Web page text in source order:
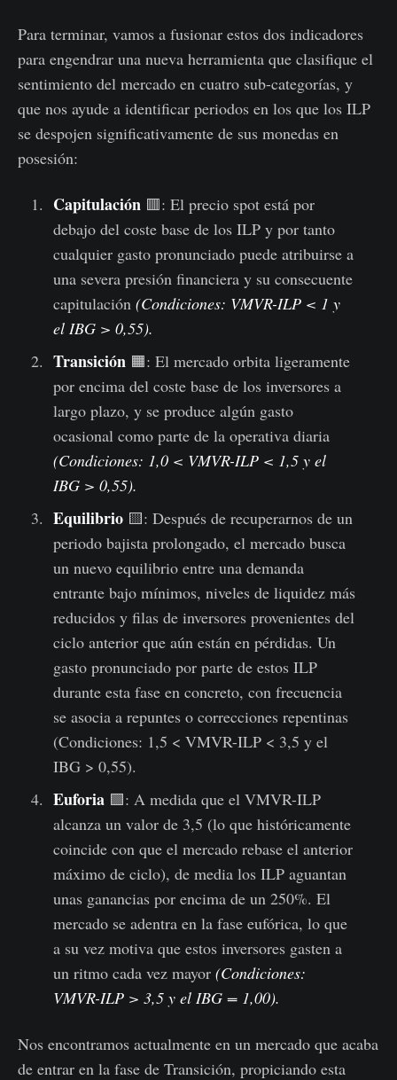
Para terminar, vamos a fusionar estos dos indicadores
para engendrar una nueva herramienta que clasifique el
sentimiento del mercado en cuatro sub-categorías, y
que nos ayude a identificar periodos en los que los ILP
se despojen significativamente de sus monedas en
posesión:
Capitulación🟥: El precio spot está por
debajo del coste base de los ILP y por tanto
cualquier gasto pronunciado puede atribuirse a
una severa presión financiera y su consecuente
capitulación (Condiciones: VMVR-ILP < 1 y
el IBG > 0,55).
Transición🟧: El mercado orbita ligeramente
por encima del coste base de los inversores a
largo plazo, y se produce algún gasto
ocasional como parte de la operativa diaria
(Condiciones: 1,0 < VMVR-ILP < 1,5 y el
IBG > 0,55).
Equilibrio🟨: Después de recuperarnos de un
periodo bajista prolongado, el mercado busca
un nuevo equilibrio entre una demanda
entrante bajo mínimos, niveles de liquidez más
reducidos y filas de inversores provenientes del
ciclo anterior que aún están en pérdidas. Un
gasto pronunciado por parte de estos ILP
durante esta fase en concreto, con frecuencia
se asocia a repuntes o correcciones repentinas
(Condiciones: 1,5 < VMVR-ILP < 3,5 y el
IBG > 0,55).
Euforia🟩: A medida que el VMVR-ILP
alcanza un valor de 3,5 (lo que históricamente
coincide con que el mercado rebase el anterior
máximo de ciclo), de media los ILP aguantan
unas ganancias por encima de un 250%. El
mercado se adentra en la fase eufórica, lo que
a su vez motiva que estos inversores gasten a
un ritmo cada vez mayor (Condiciones:
VMVR-ILP > 3,5 y el IBG = 1,00).
Nos encontramos actualmente en un mercado que acaba
de entrar en la fase de Transición, propiciando esta